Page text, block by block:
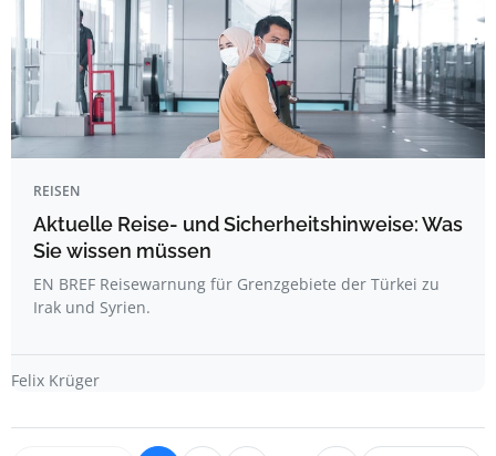
REISEN
Aktuelle Reise- und Sicherheitshinweise: Was
Sie wissen müssen
EN BREF Reisewarnung für Grenzgebiete der Türkei zu
Irak und Syrien.
Felix Krüger